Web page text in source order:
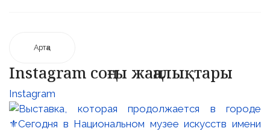
Артқа
Instagram соңғы жаңалықтары
Instagram